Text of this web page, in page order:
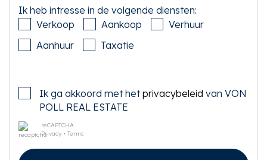
Ik heb intresse in de volgende diensten:
Verkoop
Aankoop
Verhuur
Aanhuur
Taxatie
Ik ga akkoord met hetprivacybeleid van VON
POLL REAL ESTATE
reCAPTCHA
Privacy • Terms